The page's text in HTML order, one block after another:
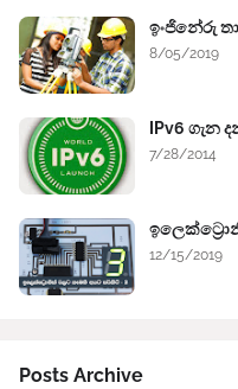
ඉංජිනේරු
8/05/2019
IPv6 ගැන
7/28/2014
12/15/2019
Posts Archive